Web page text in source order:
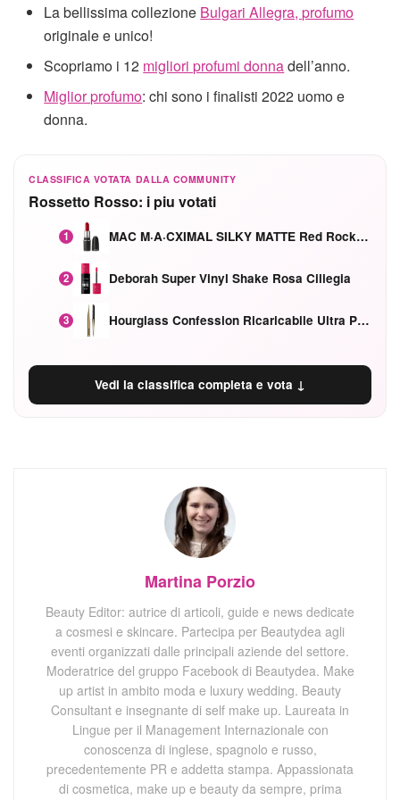
La bellissima collezione Bulgari Allegra, profumo
originale e unico!
Scopriamo i 12 migliori profumi donnadell’anno.
Miglior profumo: chi sono i finalisti 2022 uomo e
donna.
CLASSIFICA VOTATA DALLA COMMUNITY
Rossetto Rosso: i piu votati
1 MAC M·A·CXIMAL SILKY MATTE Red Rock mat
2 Deborah Super Vinyl Shake Rosa Ciliegia
3 Hourglass Confession Ricaricabile Ultra Preciso Ad Alta Intensità Secretly Classic Red
Vedi la classifica completa e vota ↓
Martina Porzio
Beauty Editor: autrice di articoli, guide e news dedicate
a cosmesi e skincare. Partecipa per Beautydea agli
eventi organizzati dalle principali aziende del settore.
Moderatrice del gruppo Facebook di Beautydea. Make
up artist in ambito moda e luxury wedding. Beauty
Consultant e insegnante di self make up. Laureata in
Lingue per il Management Internazionale con
conoscenza di inglese, spagnolo e russo,
precedentemente PR e addetta stampa. Appassionata
di cosmetica, make up e beauty da sempre, prima